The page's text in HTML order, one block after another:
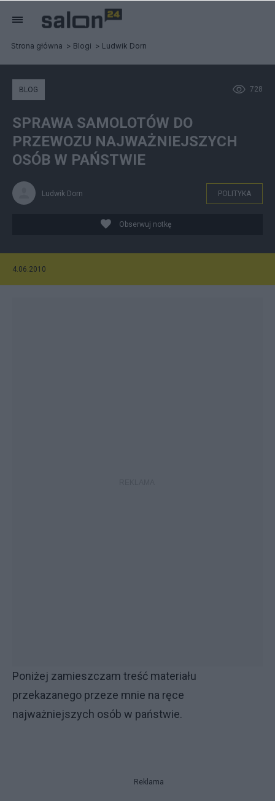
Strona główna Blogi Ludwik Dorn
728
BLOG
SPRAWA SAMOLOTÓW DO
PRZEWOZU NAJWAŻNIEJSZYCH
OSÓB W PAŃSTWIE
Ludwik Dorn POLITYKA
Obserwuj notkę
4.06.2010
Poniżej zamieszczam treść materiału
przekazanego przeze mnie na ręce
najważniejszych osób w państwie.
Reklama